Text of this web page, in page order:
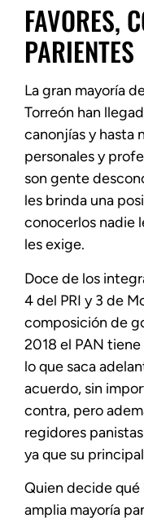
FAVORES,
PARIENTES
La gran mayoría
Torreón han
canonjías y hasta
personales y
son gente
les brinda una
conocerlos nadie
les exige.
Doce de los
4 del PRI y 3 de
composición de
2018 el PAN
lo que saca
acuerdo, sin
contra, pero
regidores
ya que su
Quien decide qué
amplia mayoría